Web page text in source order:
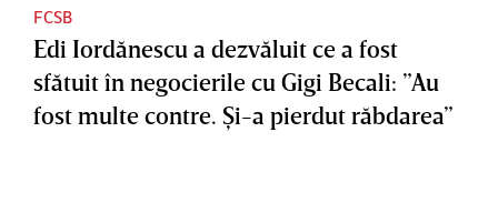
FCSB
Edi Iordănescu a dezvăluit ce a fost
sfătuit în negocierile cu Gigi Becali: ”Au
fost multe contre. Şi-a pierdut răbdarea”